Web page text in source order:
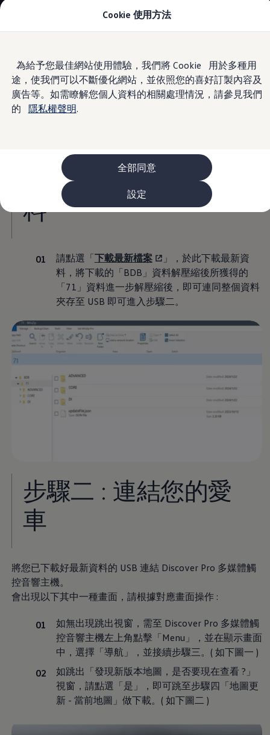
Cookie 使用方法
為給予您最佳網站使用體驗，我們將 Cookie 用於多種用
途，使我們可以不斷優化網站，並依照您的喜好訂製內容及
廣告等。如需瞭解您個人資料的相關處理情況，請參見我們
的 隱私權聲明.
全部同意
設定
main
content
to
footer
The ID.5 GTX
The Polo
The new Polo GTI
The Golf
The Golf GTI
The Golf R
The Touran
The T-Cross
The all-new T-Roc
The Tiguan
The Passat
購車及優惠
長期租賃優惠
原廠認證中古車 Certified Pre-Owned
八大保證
最新優惠
車輛搜尋
愛車出售
多元移動服務
長期租賃方案
福斯暢行 Volkswagen MOVE
企業客戶服務
採購指南
企業客戶財務服務
原廠精品配件
車主服務
品質保固服務
原廠零件與配件
外觀與內裝
電瓶
福斯人禮遇計畫
行動禮遇
MapCare 導航圖資
關於 Volkswagen
台灣福斯汽車
Volkswagen AG
體驗 Volkswagen
品牌專區
智慧、安全與駕馭樂趣
ID. 純電生活
最新消息
Information
步驟一 : 下載最新資
料
請點選「下載最新檔案
」，於此下載最新資
料，將下載的「BDB」資料解壓縮後所獲得的
「71」資料進一步解壓縮後，即可連同整個資料
夾存至 USB 即可進入步驟二。
步驟二 : 連結您的愛
車
將您已下載好最新資料的 USB 連結 Discover Pro 多媒體觸
控音響主機。
會出現以下其中一種畫面，請根據對應畫面操作 :
如無出現跳出視窗，需至 Discover Pro 多媒體觸
控音響主機左上角點擊「Menu」，並在顯示畫面
中，選擇「導航」，並接續步驟三。( 如下圖一 )
如跳出「發現新版本地圖，是否要現在查看 ?」
視窗，請點選「是」，即可跳至步驟四「地圖更
新 - 當前地圖」做下載。( 如下圖二 )